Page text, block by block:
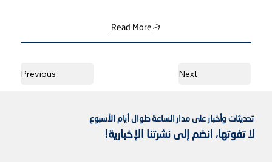
Previous Next
Read More
تحديثات وأخبار على مدار الساعة طوال أيام الأسبوع
لا تفوتها، انضم إلى نشرتنا الإخبارية!